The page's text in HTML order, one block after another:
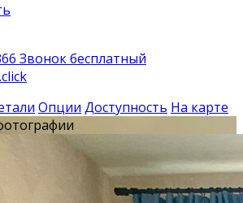
Звонок бесплатный
Опции Доступность На карте